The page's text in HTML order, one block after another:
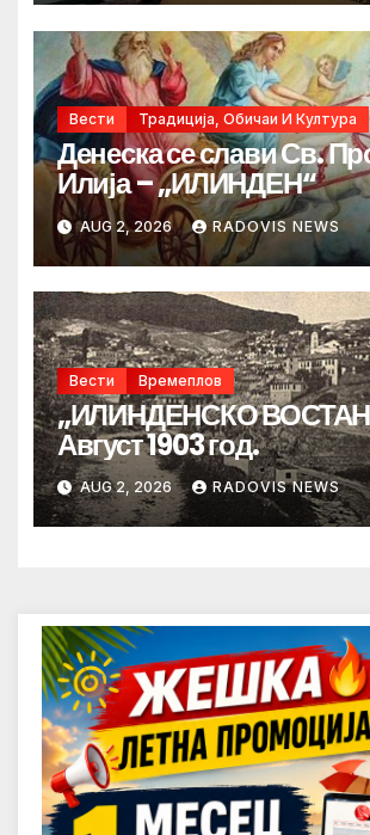
Вести Традиција, Обичаи И Култура
Денеска се слави Св.
Илија – „ИЛИНДЕН“
AUG 2, 2026 RADOVIS NEWS
Вести Времеплов
„ИЛИНДЕНСКО
Август 1903 год.
AUG 2, 2026 RADOVIS NEWS